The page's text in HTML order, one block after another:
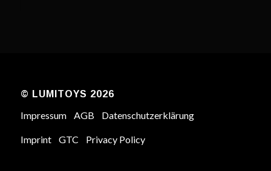
© LUMITOYS 2026
Impressum AGB Datenschutzerklärung
Imprint GTC Privacy Policy